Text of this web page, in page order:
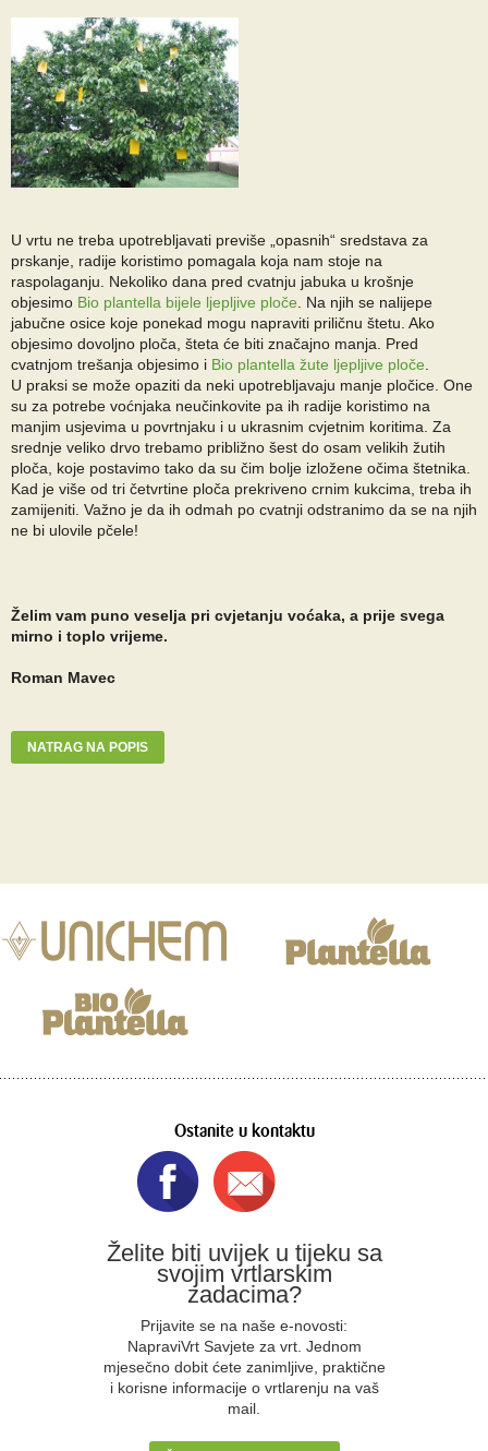
U vrtu ne treba upotrebljavati previše „opasnih“ sredstava za
prskanje, radije koristimo pomagala koja nam stoje na
raspolaganju. Nekoliko dana pred cvatnju jabuka u krošnje
objesimo Bio plantella bijele ljepljive ploče. Na njih se nalijepe
jabučne osice koje ponekad mogu napraviti priličnu štetu. Ako
objesimo dovoljno ploča, šteta će biti značajno manja. Pred
cvatnjom trešanja objesimo i Bio plantella žute ljepljive ploče.
U praksi se može opaziti da neki upotrebljavaju manje pločice. One
su za potrebe voćnjaka neučinkovite pa ih radije koristimo na
manjim usjevima u povrtnjaku i u ukrasnim cvjetnim koritima. Za
srednje veliko drvo trebamo približno šest do osam velikih žutih
ploča, koje postavimo tako da su čim bolje izložene očima štetnika.
Kad je više od tri četvrtine ploča prekriveno crnim kukcima, treba ih
zamijeniti. Važno je da ih odmah po cvatnji odstranimo da se na njih
ne bi ulovile pčele!
Želim vam puno veselja pri cvjetanju voćaka, a prije svega
mirno i toplo vrijeme.
Roman Mavec
NATRAG NA POPIS
Ostanite u kontaktu
Želite biti uvijek u tijeku sa
svojim vrtlarskim
zadacima?
Prijavite se na naše e-novosti:
NapraviVrt Savjete za vrt. Jednom
mjesečno dobit ćete zanimljive, praktične
i korisne informacije o vrtlarenju na vaš
mail.